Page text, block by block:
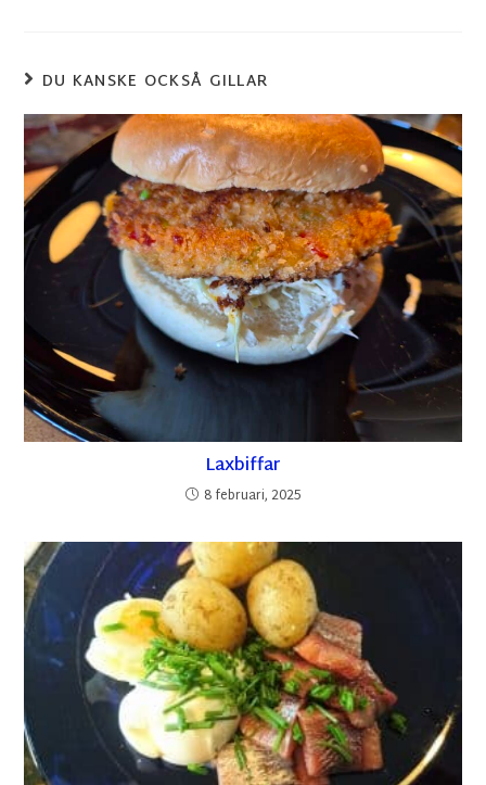
DU KANSKE OCKSÅ GILLAR
Laxbiffar
8 februari, 2025